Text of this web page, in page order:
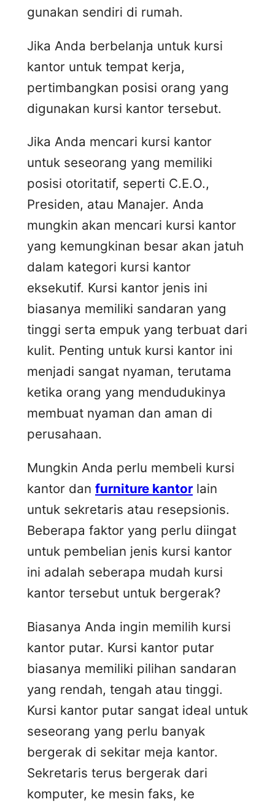
gunakan sendiri di rumah.
Jika Anda berbelanja untuk kursi
kantor untuk tempat kerja,
pertimbangkan posisi orang yang
digunakan kursi kantor tersebut.
Jika Anda mencari kursi kantor
untuk seseorang yang memiliki
posisi otoritatif, seperti C.E.O.,
Presiden, atau Manajer. Anda
mungkin akan mencari kursi kantor
yang kemungkinan besar akan jatuh
dalam kategori kursi kantor
eksekutif. Kursi kantor jenis ini
biasanya memiliki sandaran yang
tinggi serta empuk yang terbuat dari
kulit. Penting untuk kursi kantor ini
menjadi sangat nyaman, terutama
ketika orang yang mendudukinya
membuat nyaman dan aman di
perusahaan.
Mungkin Anda perlu membeli kursi
kantor dan furniture kantor lain
untuk sekretaris atau resepsionis.
Beberapa faktor yang perlu diingat
untuk pembelian jenis kursi kantor
ini adalah seberapa mudah kursi
kantor tersebut untuk bergerak?
Biasanya Anda ingin memilih kursi
kantor putar. Kursi kantor putar
biasanya memiliki pilihan sandaran
yang rendah, tengah atau tinggi.
Kursi kantor putar sangat ideal untuk
seseorang yang perlu banyak
bergerak di sekitar meja kantor.
Sekretaris terus bergerak dari
komputer, ke mesin faks, ke